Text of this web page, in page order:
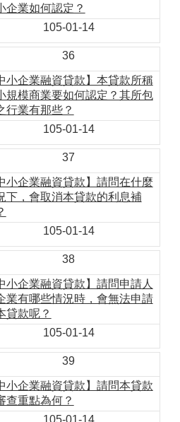
企業如何認定？
105-01-14
36
小企業融資貸款】本貸款所稱
規模商業要如何認定？其所包
行業有那些？
105-01-14
37
小企業融資貸款】請問在什麼
下，會取消本貸款的利息補
105-01-14
38
小企業融資貸款】請問申請人
業有哪些情況時，會無法申請
貸款呢？
105-01-14
39
小企業融資貸款】請問本貸款
查重點為何？
105-01-14